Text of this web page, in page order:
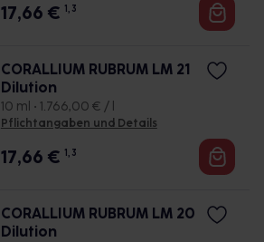
17,66 € 1, 3
CORALLIUM RUBRUM LM 21
Dilution
10 ml • 1.766,00 € / l
Pflichtangaben und Details
17,66 € 1, 3
CORALLIUM RUBRUM LM 20
Dilution